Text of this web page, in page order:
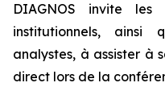
DIAGNOS invite les
institutionnels,
analystes, à assister à
direct lors de la